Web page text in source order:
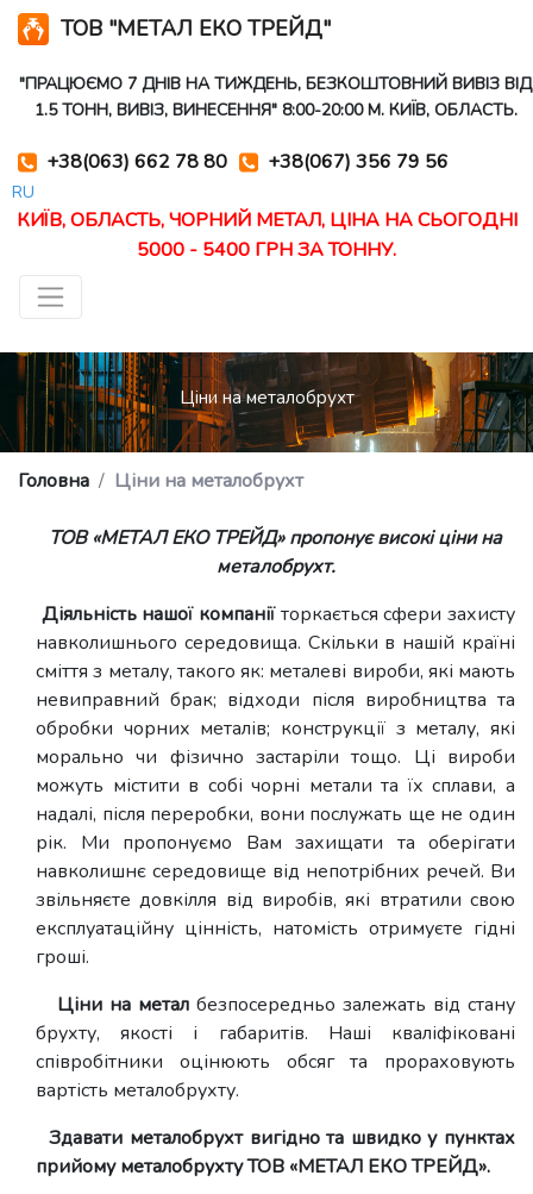
ТОВ "МЕТАЛ ЕКО ТРЕЙД"
"ПРАЦЮЄМО 7 ДНІВ НА ТИЖДЕНЬ, БЕЗКОШТОВНИЙ ВИВІЗ ВІД
1.5 ТОНН, ВИВІЗ, ВИНЕСЕННЯ" 8:00-20:00 М. КИЇВ, ОБЛАСТЬ.
+38(063) 662 78 80 +38(067) 356 79 56
RU
КИЇВ, ОБЛАСТЬ, ЧОРНИЙ МЕТАЛ, ЦІНА НА СЬОГОДНІ
5000 - 5400 ГРН ЗА ТОННУ.
Ціни на металобрухт
Головна Ціни на металобрухт
ТОВ «МЕТАЛ ЕКО ТРЕЙД» пропонує високі ціни на
металобрухт.
Діяльність нашої компаніїторкається сфери захисту
навколишнього середовища. Скільки в нашій країні
сміття з металу, такого як: металеві вироби, які мають
невиправний брак; відходи після виробництва та
обробки чорних металів; конструкції з металу, які
морально чи фізично застаріли тощо. Ці вироби
можуть містити в собі чорні метали та їх сплави, а
надалі, після переробки, вони послужать ще не один
рік. Ми пропонуємо Вам захищати та оберігати
навколишнє середовище від непотрібних речей. Ви
звільняєте довкілля від виробів, які втратили свою
експлуатаційну цінність, натомість отримуєте гідні
гроші.
Ціни на метал безпосередньо залежать від стану
брухту, якості і габаритів. Наші кваліфіковані
співробітники оцінюють обсяг та прораховують
вартість металобрухту.
Здавати металобрухт вигідно та швидко у пунктах
прийому металобрухту ТОВ «МЕТАЛ ЕКО ТРЕЙД».